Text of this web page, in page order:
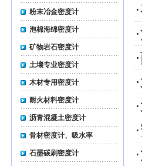
粉末冶金密度计
泡棉海绵密度计
矿物岩石密度计
土壤专业密度计
木材专用密度计
耐火材料密度计
沥青混凝土密度计
骨材密度计、吸水率
石墨碳刷密度计
·
·
·
·
·
·
·